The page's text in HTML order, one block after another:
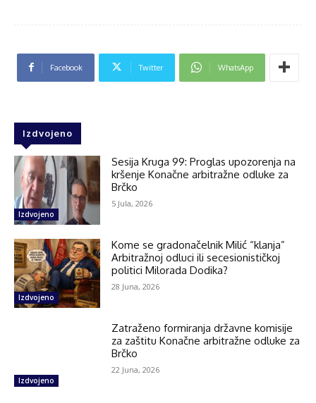
Facebook Twitter WhatsApp
Izdvojeno
Izdvojeno
Sesija Kruga 99: Proglas upozorenja na
kršenje Konačne arbitražne odluke za
Brčko
5 Jula, 2026
Izdvojeno
Kome se gradonačelnik Milić “klanja”
Arbitražnoj odluci ili secesionističkoj
politici Milorada Dodika?
28 Juna, 2026
Izdvojeno
Zatraženo formiranja državne komisije
za zaštitu Konačne arbitražne odluke za
Brčko
22 Juna, 2026